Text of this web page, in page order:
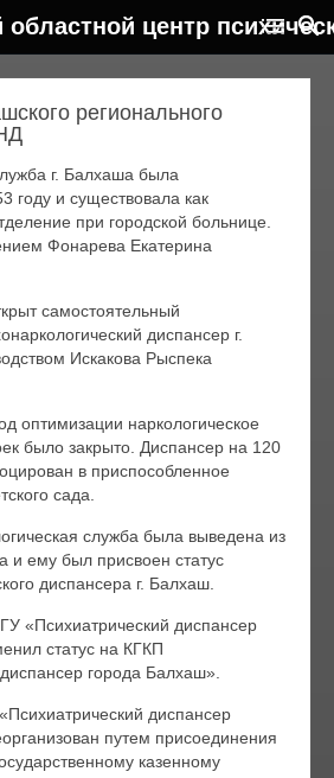
областной центр
регионального
г. Балхаша была
году и существовала как
при городской больнице.
Фонарева Екатерина
самостоятельный
диспансер г.
Искакова Рыспека
оптимизации наркологическое
было закрыто. Диспансер на 120
в приспособленное
сада.
служба была выведена из
и ему был присвоен статус
диспансера г. Балхаш.
«Психиатрический диспансер
статус на КГКП
города Балхаш».
диспансер
путем присоединения
казенному